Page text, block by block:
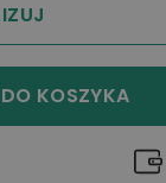
KOSZYKA